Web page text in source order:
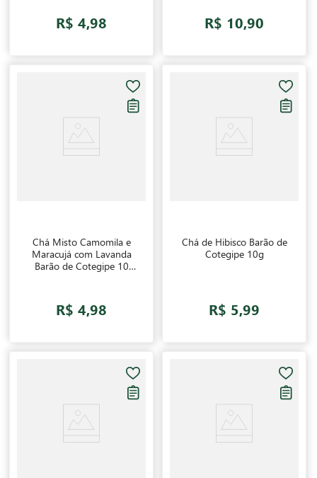
R$ 4,98 R$ 10,90
Chá Misto Camomila e
Maracujá com Lavanda
Barão de Cotegipe 10
R$ 4,98
Chá de Hibisco Barão de
Cotegipe 10g
R$ 5,99